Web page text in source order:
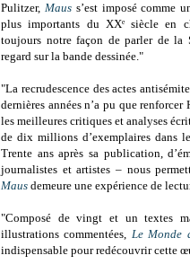
Pulitzer, Mauss’est imposé comme
plus importants du XXᵉ siècle en
toujours notre façon de parler de la
regard sur la bande dessinée."
"La recrudescence des actes
dernières années n’a pu que
les meilleures critiques et analyses
de dix millions d’exemplaires dans
Trente ans après sa publication,
journalistes et artistes – nous
Maus demeure une expérience de
"Composé de vingt et un textes
illustrations commentées, Le Monde
indispensable pour redécouvrir cette